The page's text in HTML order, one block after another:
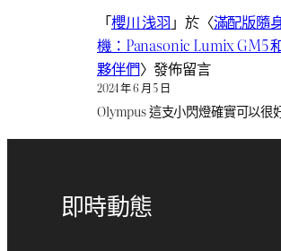
「櫻川 浅羽 」於〈滿配版隨
機：Panasonic Lumix GM5
夥伴們〉發佈留言
2024 年 6 月 5 日
Olympus 這支小閃燈確實可以很
即時動態